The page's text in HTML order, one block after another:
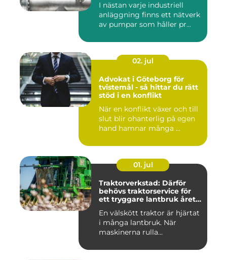
I nästan varje industriell
anläggning finns ett nätverk
av pumpar som håller pr...
02. jul
Advokat i Göteborg för
tvistemål - så hittar du rätt
stöd i en konflikt
När en konflikt växer och till
slut blir ohanterlig på egen
hand hamnar många ...
01. jul
Traktorverkstad: Därför
behövs traktorservice för
ett tryggare lantbruk året
En välskött traktor är hjärtat
i många lantbruk. När
maskinerna rulla...